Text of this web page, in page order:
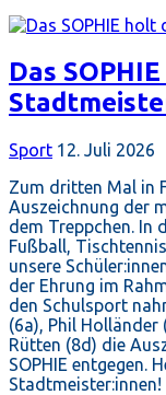
Das
Sport 12. Juli 2026
Zum dritten Mal in
Auszeichnung der
dem Treppchen. In
Fußball,
unsere
der Ehrung im
den Schulsport
(6a), Phil
Rütten (8d) die
SOPHIE entgegen.
Stadtmeister:innen!